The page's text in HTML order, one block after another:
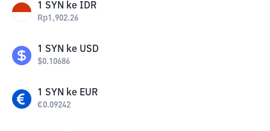
1 SYN ke IDR
Rp1,902.26
1 SYN ke USD
$0.10686
1 SYN ke EUR
€0.09242